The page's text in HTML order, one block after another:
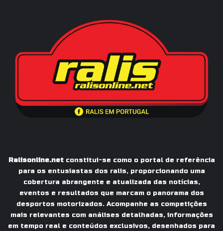
Ralisonline.netconstitui-se como o portal de referência
para os entusiastas dos ralis, proporcionando uma
cobertura abrangente e atualizada das notícias,
eventos e resultados que marcam o panorama dos
desportos motorizados. Acompanhe as competições
mais relevantes com análises detalhadas, informações
em tempo real e conteúdos exclusivos, desenhados para